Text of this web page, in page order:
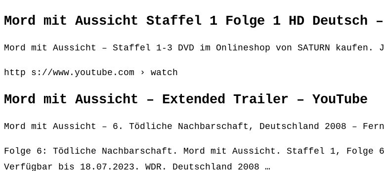
Mord mit Aussicht Staffel 1 Folge 1 HD Deutsch
Mord mit Aussicht – Staffel 1-3 DVD im Onlineshop von SATURN
http s://www.youtube.com › watch
Mord mit Aussicht – Extended Trailer – YouTube
Mord mit Aussicht – 6. Tödliche Nachbarschaft, Deutschland 2008 –
Folge 6: Tödliche Nachbarschaft. Mord mit Aussicht. Staffel 1, Folge
Verfügbar bis 18.07.2023. WDR. Deutschland 2008 …